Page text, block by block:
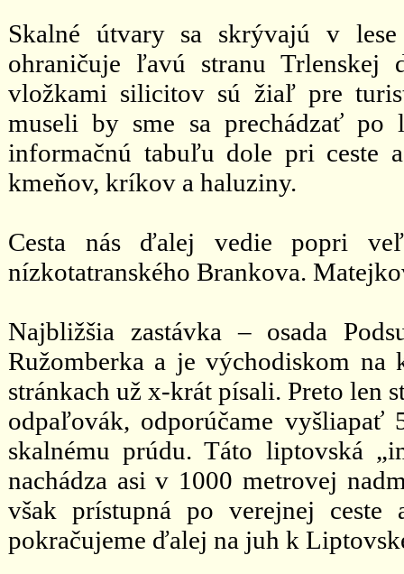
Skalné útvary sa skrývajú v
ohraničuje ľavú stranu Trlenskej
vložkami silicitov sú žiaľ pre
museli by sme sa prechádzať po
informačnú tabuľu dole pri ceste
kmeňov, kríkov a haluziny.
Cesta nás ďalej vedie popri
nízkotatranského Brankova.
Najbližšia zastávka – osada
Ružomberka a je východiskom na
stránkach už x-krát písali. Preto len
odpaľovák, odporúčame
skalnému prúdu. Táto liptovská
nachádza asi v 1000 metrovej
však prístupná po verejnej ceste
pokračujeme ďalej na juh k